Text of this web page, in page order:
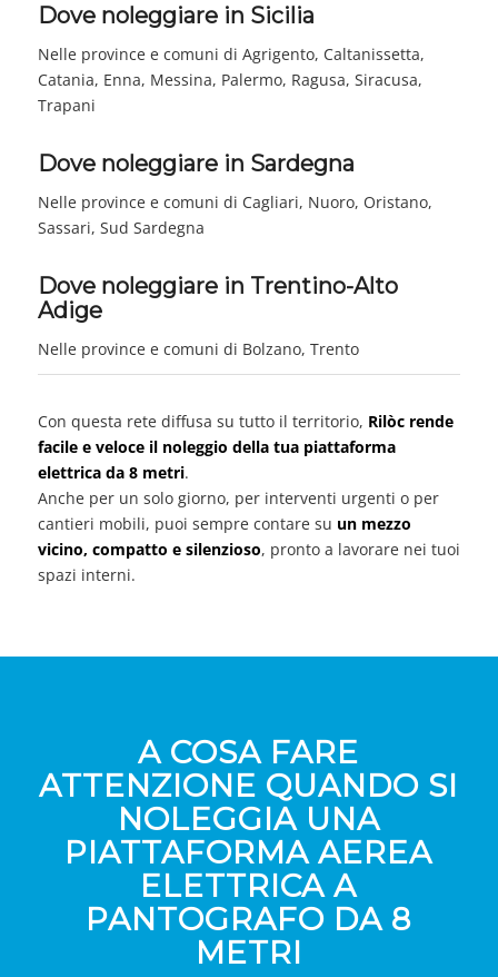
Dove noleggiare in Sicilia
Nelle province e comuni di Agrigento, Caltanissetta,
Catania, Enna, Messina, Palermo, Ragusa, Siracusa,
Trapani
Dove noleggiare in Sardegna
Nelle province e comuni di Cagliari, Nuoro, Oristano,
Sassari, Sud Sardegna
Dove noleggiare in Trentino-Alto
Adige
Nelle province e comuni di Bolzano, Trento
Con questa rete diffusa su tutto il territorio, Rilòc rende
facile e veloce il noleggio della tua piattaforma
elettrica da 8 metri.
Anche per un solo giorno, per interventi urgenti o per
cantieri mobili, puoi sempre contare su un mezzo
vicino, compatto e silenzioso, pronto a lavorare nei tuoi
spazi interni.
A COSA FARE
ATTENZIONE QUANDO SI
NOLEGGIA UNA
PIATTAFORMA AEREA
ELETTRICA A
PANTOGRAFO DA 8
METRI